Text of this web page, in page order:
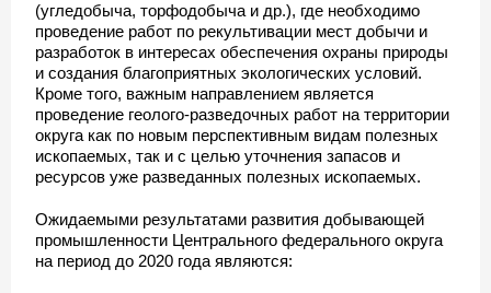
(угледобыча, торфодобыча и др.), где необходимо
проведение работ по рекультивации мест добычи и
разработок в интересах обеспечения охраны природы
и создания благоприятных экологических условий.
Кроме того, важным направлением является
проведение геолого-разведочных работ на территории
округа как по новым перспективным видам полезных
ископаемых, так и с целью уточнения запасов и
ресурсов уже разведанных полезных ископаемых.
Ожидаемыми результатами развития добывающей
промышленности Центрального федерального округа
на период до 2020 года являются: